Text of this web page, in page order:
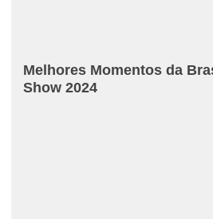
Melhores Momentos da
Show 2024